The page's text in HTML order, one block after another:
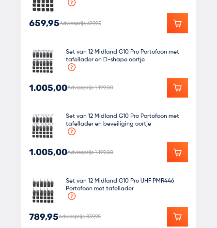
659,95Adviesprijs 699,95
Set van 12 Midland G10 Pro Portofoon met
tafellader en D-shape oortje
1.005,00Adviesprijs 1.199,00
Set van 12 Midland G10 Pro Portofoon met
tafellader en beveiliging oortje
1.005,00Adviesprijs 1.199,00
Set van 12 Midland G10 Pro UHF PMR446
Portofoon met tafellader
789,95Adviesprijs 839,95